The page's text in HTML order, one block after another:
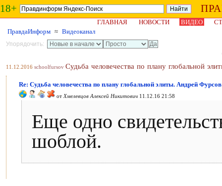
18+
ГЛАВНАЯ НОВОСТИ ВИДЕО
ПравдаИнформ ≈ Видеоканал
Упорядочить:
11.12.2016 schoolfursov Судьба человечества по плану глобальной
Re: Судьба человечества по плану глобальной элиты. Андрей Фурсов
от Хмелевцов Алексей Никитович 11.12.16 21:58
Еще одно
шоблой.